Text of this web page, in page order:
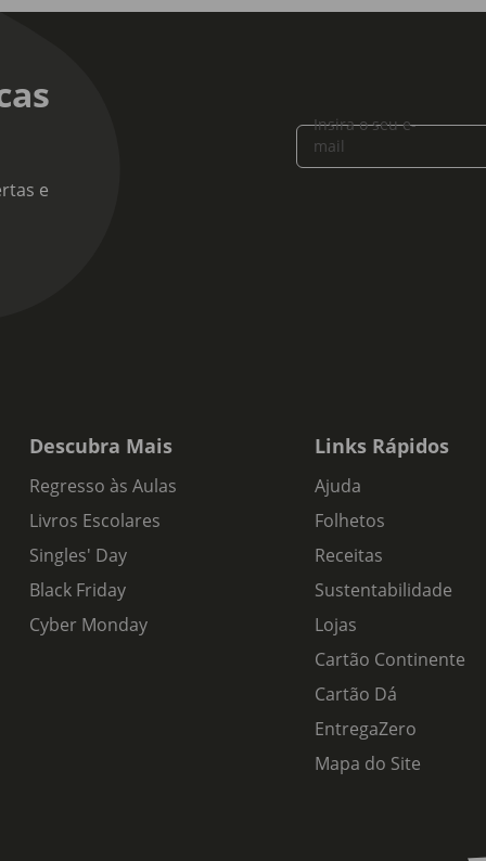
e
Insira o seu e-
mail
Descubra Mais
Regresso às Aulas
Livros Escolares
Singles' Day
Black Friday
Cyber Monday
Links Rápidos
Ajuda
Folhetos
Receitas
Sustentabilidade
Lojas
Cartão Continente
Cartão Dá
EntregaZero
Mapa do Site